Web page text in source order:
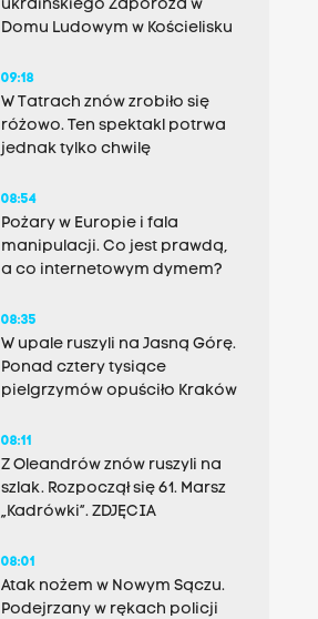
ukraińskiego Zaporoża w
Domu Ludowym w Kościelisku
09:18
W Tatrach znów zrobiło się
różowo. Ten spektakl potrwa
jednak tylko chwilę
08:54
Pożary w Europie i fala
manipulacji. Co jest prawdą,
a co internetowym dymem?
08:35
W upale ruszyli na Jasną Górę.
Ponad cztery tysiące
pielgrzymów opuściło Kraków
08:11
Z Oleandrów znów ruszyli na
szlak. Rozpoczął się 61. Marsz
„Kadrówki”. ZDJĘCIA
08:01
Atak nożem w Nowym Sączu.
Podejrzany w rękach policji